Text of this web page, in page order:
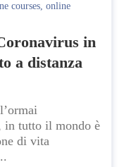
courses, online
in
a distanza
in tutto il mondo è
di vita